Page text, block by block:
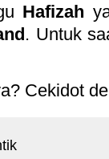
Hafizah
. Untuk
Cekidot